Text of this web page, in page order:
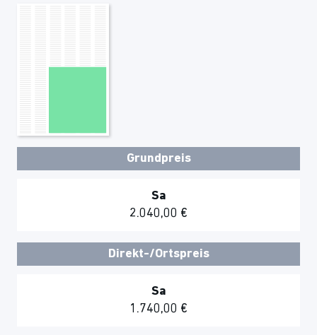
Grundpreis
Sa
2.040,00 €
Direkt-/Ortspreis
Sa
1.740,00 €